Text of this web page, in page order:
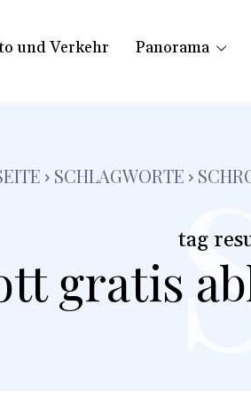
und Verkehr Panorama
SCHLAGWORTE
tag
gratis